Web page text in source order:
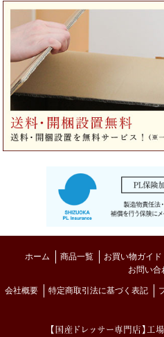
ホーム 商品一覧 お買い物ガイド
お問い合
会社概要 特定商取引法に基づく表記